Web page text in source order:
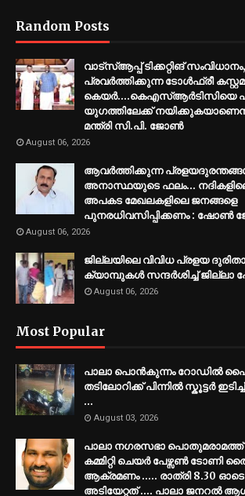
Random Posts
വാട്സ്ആപ്പ് ടിക്കറ്റിങ്
പ്രവർത്തിക്കുന്ന ടോൾഫ്രീ
യുഗത്തിലേക്ക്
മന്ത്രി സി.പി. ജോൺ
August 06, 2026
ആവർത്തിക്കുന്ന
അനാസ്ഥയുടെ ഫലം...
അപകട മേഖലകളിലെ ജനങ്ങളെ
പുനരധിവസിപ്പിക്കണം : ഷോൺ
August 06, 2026
ജില്ലയിലെ വിവിധ പ്രളയ
ക്യാമ്പുകൾ സന്ദർശിച്ച് ജില്ലാ
August 06, 2026
Most Popular
പാലാ പൊൻകുന്നം റോഡിൽ
തടിലോറിക്ക് പിന്നിൽ സ്കൂട്ടർ
...
August 03, 2026
പാലാ നഗരസഭാ പൊതുമരാമത്ത്
കമ്മിറ്റി ചെയർ പേഴ്സൺ ടോണി
ആക്രമണം ..... രാത്രി 8.30
അടിയേറ്റത് .... പാലാ ജനറൽ